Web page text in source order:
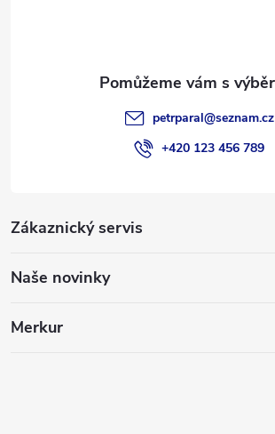
Zákaznický servis
Naše novinky
Merkur
petrparal@seznam.cz
+420 123 456 789